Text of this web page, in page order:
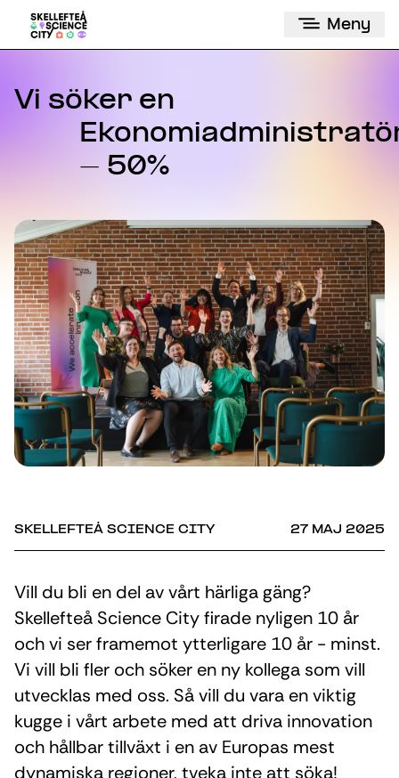
Meny
Vi söker en
- 50%
SKELLEFTEÅ SCIENCE CITY 27 MAJ 2025
Vill du bli en del av vårt härliga gäng?
Skellefteå Science City firade nyligen 10 år
och vi ser framemot ytterligare 10 år - minst.
Vi vill bli fler och söker en ny kollega som vill
utvecklas med oss. Så vill du vara en viktig
kugge i vårt arbete med att driva innovation
och hållbar tillväxt i en av Europas mest
dynamiska regioner, tveka inte att söka!